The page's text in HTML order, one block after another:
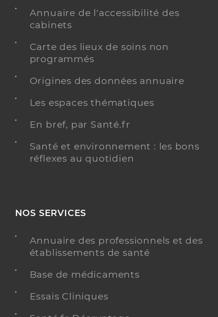
Annuaire de l'accessibilité des
cabinets
Carte des lieux de soins non
programmés
Origines des données annuaire
Les espaces thématiques
En bref, par Santé.fr
Santé et environnement : les bons
réflexes au quotidien
NOS SERVICES
Annuaire des professionnels et des
établissements de santé
Base de médicaments
Essais Cliniques